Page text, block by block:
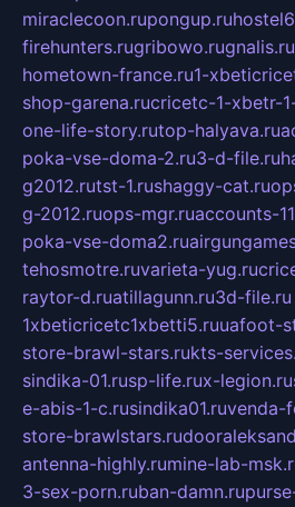
miraclecoon.rupongup.ru
firehunters.rugribowo.rugnalis.ru
hometown-france.ru1-
shop-garena.rucricetc-1-xbetr-
one-life-story.rutop-halyava.ru
poka-vse-doma-2.ru3-d-file.ru
g2012.rutst-1.rushaggy-cat.ru
g-2012.ruops-mgr.ruaccounts-
poka-vse-doma2.ru
tehosmotre.ruvarieta-yug.ru
raytor-d.ruatillagunn.ru3d-file.ru
1xbeticricetc1xbetti5.ruuafoot-
store-brawl-stars.rukts-
sindika-01.rusp-life.rux-legion.ru
e-abis-1-c.rusindika01.ruvenda-
store-brawlstars.ru
antenna-highly.rumine-lab-
3-sex-porn.ruban-damn.ru